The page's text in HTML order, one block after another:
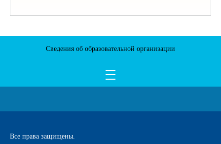
Сведения об образовательной организации
Все права защищены.